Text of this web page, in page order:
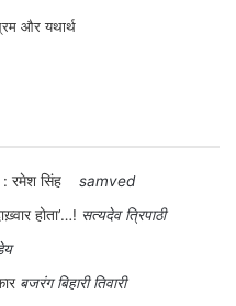
और यथार्थ
: रमेश सिंह
samved
होता’…! सत्यदेव त्रिपाठी
बजरंग बिहारी तिवारी